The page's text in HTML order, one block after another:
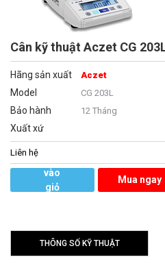
Cân kỹ thuật Aczet CG
Hãng sản xuất Aczet
Model CG 203L
Bảo hành 12 Tháng
Xuất xứ
Liên hệ
vào
giỏ
Mua ngay
THÔNG SỐ KỸ THUẬT